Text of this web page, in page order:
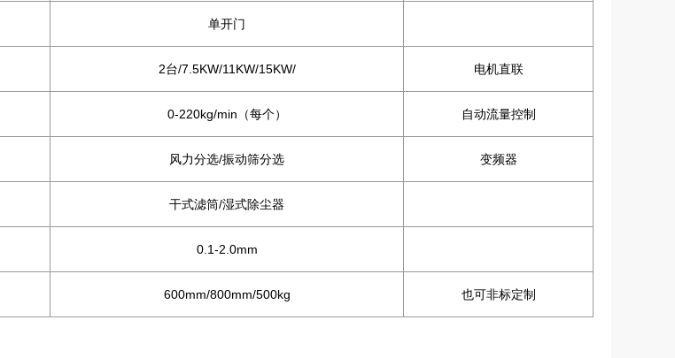
单开门
2台/7.5KW/11KW/15KW/ 电机直联
0-220kg/min（每个） 自动流量控制
风力分选/振动筛分选 变频器
干式滤筒/湿式除尘器
0.1-2.0mm
600mm/800mm/500kg 也可非标定制